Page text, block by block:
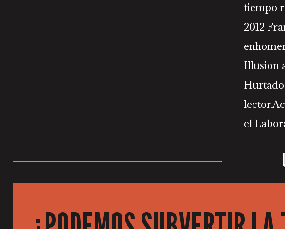
tiempo
2012
Illusion
el